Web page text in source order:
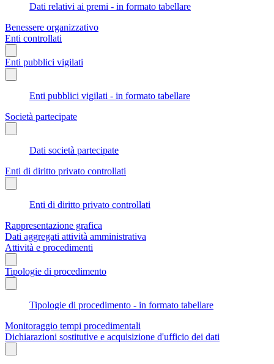
Dati relativi ai premi - in formato tabellare
Benessere organizzativo
Enti controllati
Enti pubblici vigilati
Enti pubblici vigilati - in formato tabellare
Società partecipate
Dati società partecipate
Enti di diritto privato controllati
Enti di diritto privato controllati
Rappresentazione grafica
Dati aggregati attività amministrativa
Attività e procedimenti
Tipologie di procedimento
Tipologie di procedimento - in formato tabellare
Monitoraggio tempi procedimentali
Dichiarazioni sostitutive e acquisizione d'ufficio dei dati